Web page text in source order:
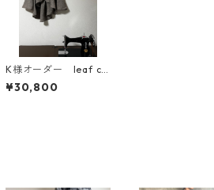
K様オーダー leaf ca
rdigan
¥30,800